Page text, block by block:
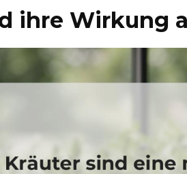
ihre Wirkung